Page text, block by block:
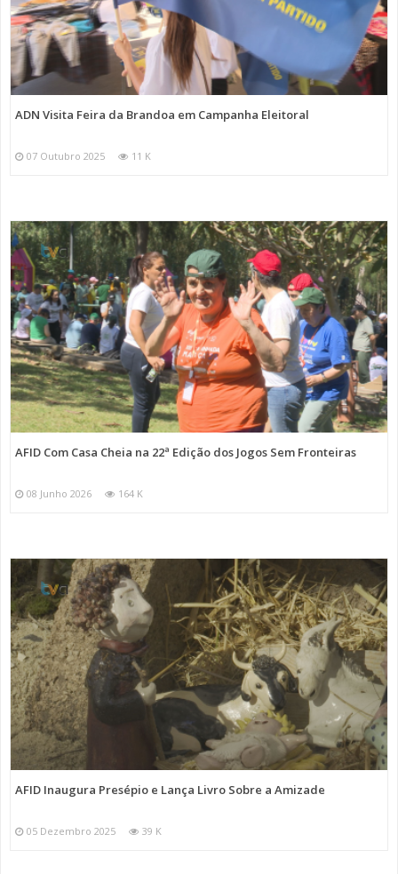
ADN Visita Feira da Brandoa em Campanha Eleitoral
07 Outubro 2025 11 K
AFID Com Casa Cheia na 22ª Edição dos Jogos Sem Fronteiras
08 Junho 2026 164 K
AFID Inaugura Presépio e Lança Livro Sobre a Amizade
05 Dezembro 2025 39 K